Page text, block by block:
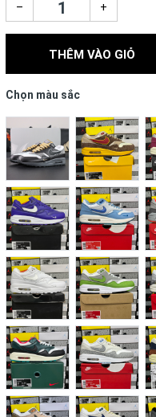
– +
THÊM VÀO GIỎ
Chọn màu sắc